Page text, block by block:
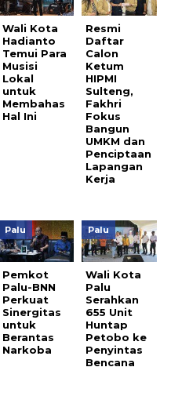
Wali Kota
Hadianto
Temui Para
Musisi
Lokal
untuk
Membahas
Hal Ini
Resmi
Daftar
Calon
Ketum
HIPMI
Sulteng,
Fakhri
Fokus
Bangun
UMKM dan
Penciptaan
Lapangan
Kerja
Palu
Pemkot
Palu-BNN
Perkuat
Sinergitas
untuk
Berantas
Narkoba
Palu
Wali Kota
Palu
Serahkan
655 Unit
Huntap
Petobo ke
Penyintas
Bencana